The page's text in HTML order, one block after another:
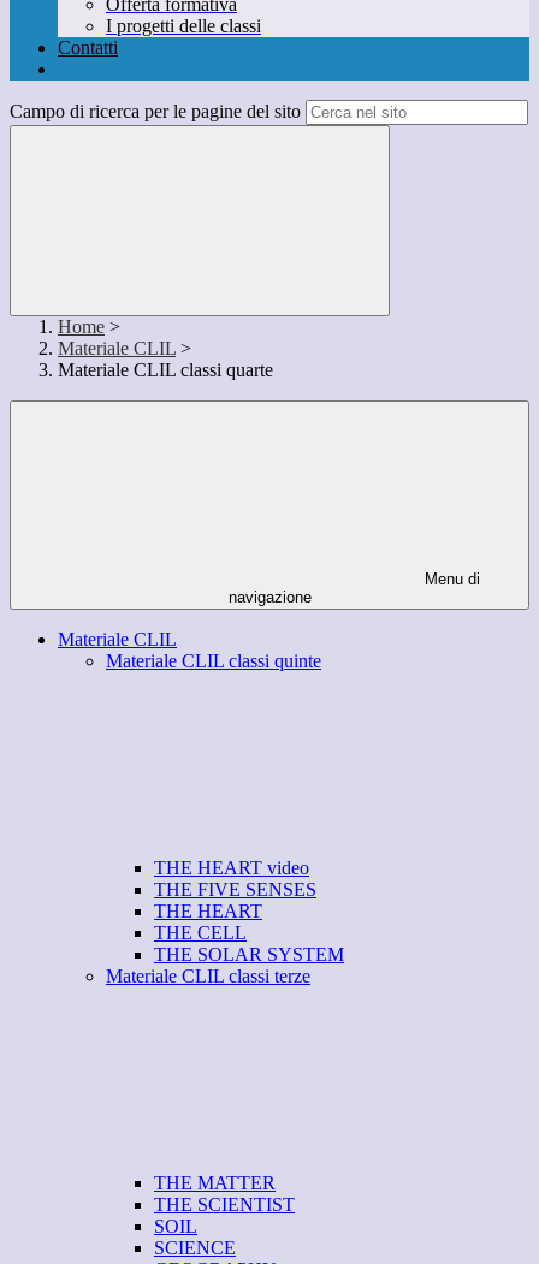
Offerta formativa
I progetti delle classi
Contatti
Campo di ricerca per le pagine del sito
Home >
Materiale CLIL >
Materiale CLIL classi quarte
Menu di
navigazione
Materiale CLIL
Materiale CLIL classi quinte
THE HEART video
THE FIVE SENSES
THE HEART
THE CELL
THE SOLAR SYSTEM
Materiale CLIL classi terze
THE MATTER
THE SCIENTIST
SOIL
SCIENCE